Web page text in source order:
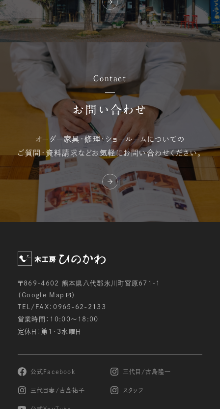
Contact
お問い合わせ
オーダー家具・修理・ ショールームについての
ご質問・資料請求などお気軽にお問い合わせください。
〒869-4602 熊本県八代郡氷川町宮原671-1
（ Google Map
）
TEL/FAX：0965-62-2133
営業時間：10:00〜18:00
定休日：第1・3水曜日
公式Facebook 三代目/古島隆一
三代目妻/古島祐子 スタッフ